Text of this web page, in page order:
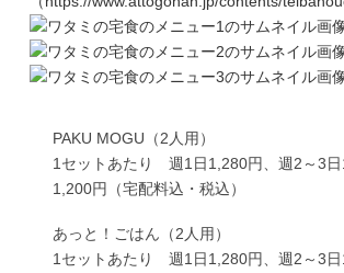
PAKU MOGU（2人用）
1セットあたり 週1日1,280円、週2～3日
1,200円（宅配料込・税込）
あっと！ごはん（2人用）
1セットあたり 週1日1,280円、週2～3日